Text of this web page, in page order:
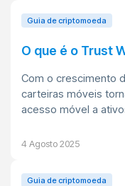
Guia de criptomoeda
O que é o Trust
Com o crescimento
carteiras móveis
acesso móvel a
4 Agosto 2025
Guia de criptomoeda